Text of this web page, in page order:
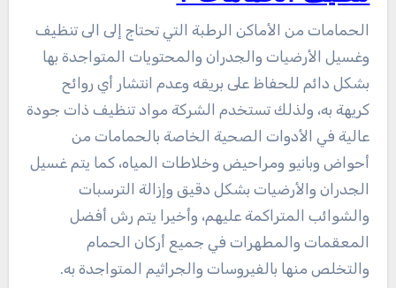
الحمامات من الأماكن الرطبة التي تحتاج إلى الى تنظيف
وغسيل الأرضيات والجدران والمحتويات المتواجدة بها
بشكل دائم للحفاظ على بريقه وعدم انتشار أي روائح
كريهة به، ولذلك تستخدم الشركة مواد تنظيف ذات جودة
عالية في الأدوات الصحية الخاصة بالحمامات من
أحواض وبانيو ومراحيض وخلاطات المياه، كما يتم غسيل
الجدران والأرضيات بشكل دقيق وإزالة الترسبات
والشوائب المتراكمة عليهم، وأخيرا يتم رش أفضل
المعقمات والمطهرات في جميع أركان الحمام
والتخلص منها بالفيروسات والجراثيم المتواجدة به.